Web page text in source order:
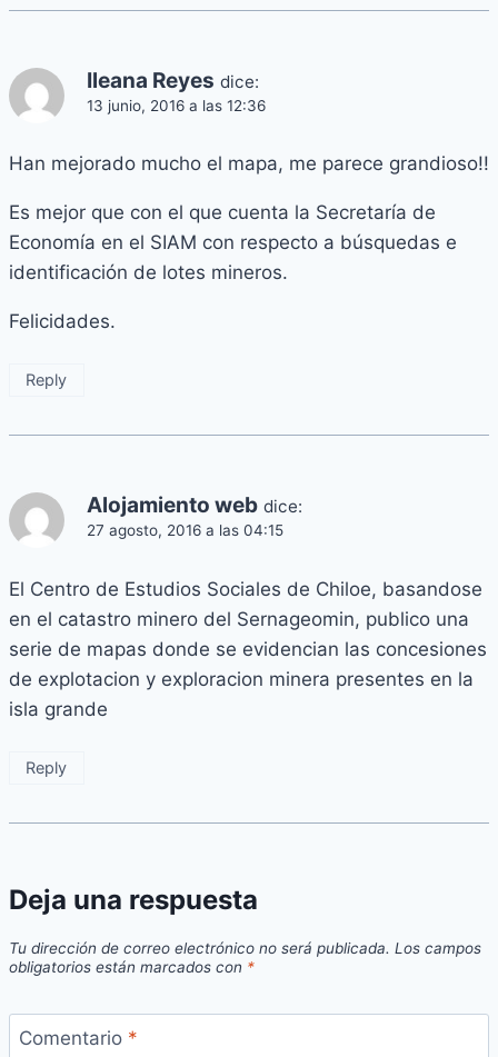
Ileana Reyes dice:
13 junio, 2016 a las 12:36
Han mejorado mucho el mapa, me parece grandioso!!
Es mejor que con el que cuenta la Secretaría de
Economía en el SIAM con respecto a búsquedas e
identificación de lotes mineros.
Felicidades.
Reply
Alojamiento web dice:
27 agosto, 2016 a las 04:15
El Centro de Estudios Sociales de Chiloe, basandose
en el catastro minero del Sernageomin, publico una
serie de mapas donde se evidencian las concesiones
de explotacion y exploracion minera presentes en la
isla grande
Reply
Deja una respuesta
Tu dirección de correo electrónico no será publicada. Los campos
obligatorios están marcados con *
Comentario *